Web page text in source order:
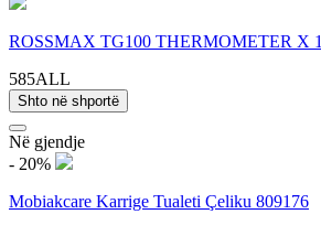
ROSSMAX TG100 THERMOMETER X 1
585ALL
Shto në shportë
Në gjendje
- 20%
Mobiakcare Karrige Tualeti Çeliku 809176